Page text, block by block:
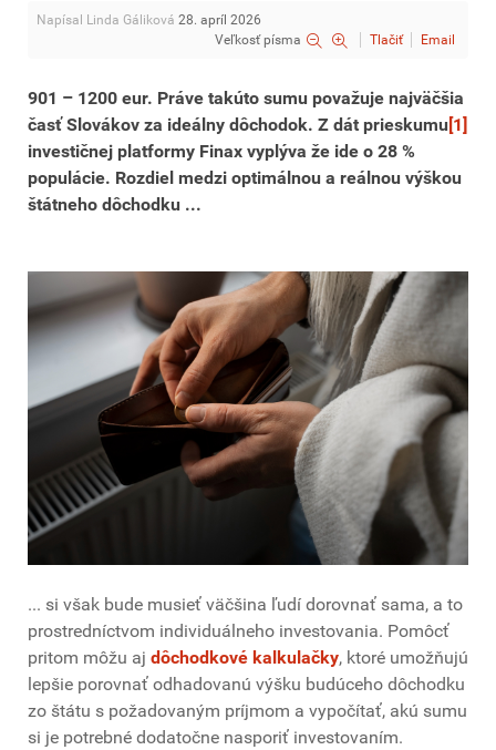
Napísal Linda Gáliková 28. apríl 2026
Veľkosť písma
Tlačiť Email
901 – 1200 eur. Práve takúto sumu považuje najväčšia
časť Slovákov za ideálny dôchodok. Z dát prieskumu[1]
investičnej platformy Finax vyplýva že ide o 28 %
populácie. Rozdiel medzi optimálnou a reálnou výškou
štátneho dôchodku ...
... si však bude musieť väčšina ľudí dorovnať sama, a to
prostredníctvom individuálneho investovania. Pomôcť
pritom môžu aj dôchodkové kalkulačky, ktoré umožňujú
lepšie porovnať odhadovanú výšku budúceho dôchodku
zo štátu s požadovaným príjmom a vypočítať, akú sumu
si je potrebné dodatočne nasporiť investovaním.